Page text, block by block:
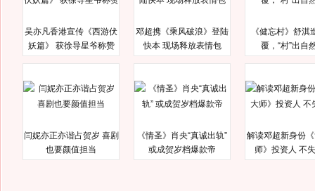
吴亦凡香港宣传《西游伏
妖篇》 获徐导星爷称赞
邓超携《乘风破浪》登陆
快本 现场释放表情包
《健忘村》舒淇
覆，“村”出自
闫妮亦正亦谐占贺岁 喜剧
也要颜值担当
《情圣》肖央“真诚出轨”
或成贺岁档爆款帝
解读邓超新身份
师》投资人 不